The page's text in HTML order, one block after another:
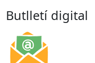
Butlletí digital